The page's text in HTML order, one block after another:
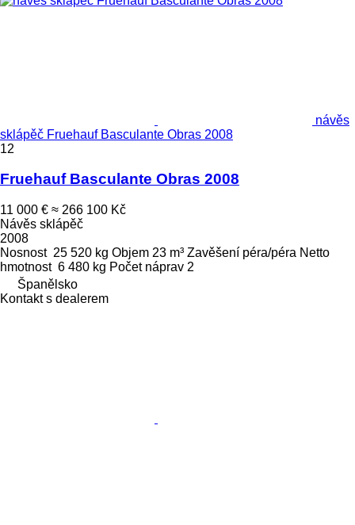
návěs
sklápěč Fruehauf Basculante Obras 2008
12
Fruehauf Basculante Obras 2008
11 000 € ≈ 266 100 Kč
Návěs sklápěč
2008
Nosnost 25 520 kg Objem 23 m³ Zavěšení péra/péra Netto
hmotnost 6 480 kg Počet náprav 2
Španělsko
Kontakt s dealerem